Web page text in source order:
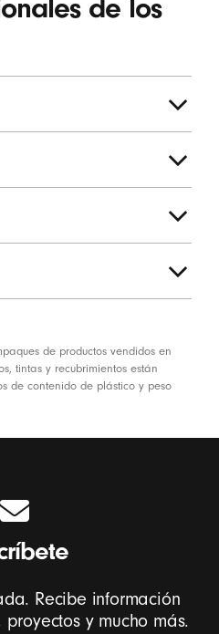
de los
de página
de productos vendidos en
tintas y recubrimientos están
de contenido de plástico y peso
Recibe información
y mucho más.